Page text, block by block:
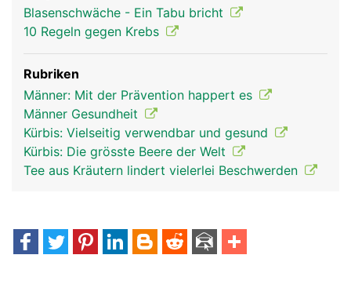
Blasenschwäche - Ein Tabu bricht
10 Regeln gegen Krebs
Rubriken
Männer: Mit der Prävention happert es
Männer Gesundheit
Kürbis: Vielseitig verwendbar und gesund
Kürbis: Die grösste Beere der Welt
Tee aus Kräutern lindert vielerlei Beschwerden